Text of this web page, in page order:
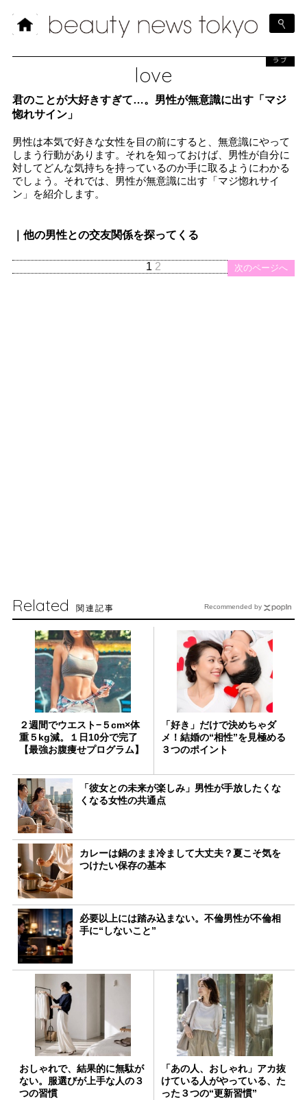
love
ラブ
君のことが大好きすぎて…。男性が無意識に出す「マジ
惚れサイン」
男性は本気で好きな女性を目の前にすると、無意識にやって
しまう行動があります。それを知っておけば、男性が自分に
対してどんな気持ちを持っているのか手に取るようにわかる
でしょう。それでは、男性が無意識に出す「マジ惚れサイ
ン」を紹介します。
｜他の男性との交友関係を探ってくる
次のページへ
1 2
Related 関連記事
２週間でウエスト−５cm×体
重５kg減。１日10分で完了
【最強お腹痩せプログラム】
「好き」だけで決めちゃダ
メ！結婚の“相性”を見極める
３つのポイント
「彼女との未来が楽しみ」男性が手放したくな
くなる女性の共通点
カレーは鍋のまま冷まして大丈夫？夏こそ気を
つけたい保存の基本
必要以上には踏み込まない。不倫男性が不倫相
手に“しないこと”
おしゃれで、結果的に無駄が
ない。服選びが上手な人の３
つの習慣
「あの人、おしゃれ」アカ抜
けている人がやっている、た
った３つの“更新習慣”
Recommended by